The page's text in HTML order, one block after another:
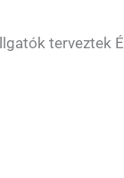
terveztek